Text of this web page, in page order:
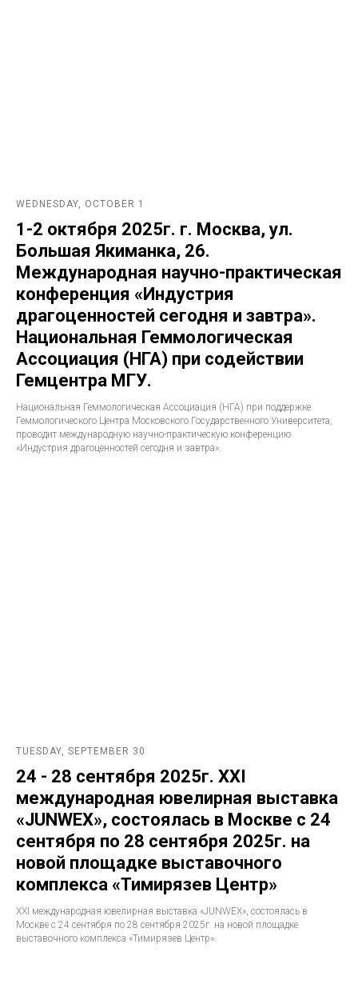
WEDNESDAY, OCTOBER 1
1-2 октября 2025г. г. Москва, ул.
Большая Якиманка, 26.
Международная научно-практическая
конференция «Индустрия
драгоценностей сегодня и завтра».
Национальная Геммологическая
Ассоциация (НГА) при содействии
Гемцентра МГУ.
Национальная Геммологическая Ассоциация (НГА) при поддержке
Геммологического Центра Московского Государственного Университета,
проводит международную научно-практическую конференцию
«Индустрия драгоценностей сегодня и завтра».
TUESDAY, SEPTEMBER 30
24 - 28 сентября 2025г. ХXI
международная ювелирная выставка
«JUNWEX», состоялась в Москве c 24
сентября по 28 сентября 2025г. на
новой площадке выставочного
комплекса «Тимирязев Центр»
ХXI международная ювелирная выставка «JUNWEX», состоялась в
Москве c 24 сентября по 28 сентября 2025г. на новой площадке
выставочного комплекса «Тимирязев Центр».